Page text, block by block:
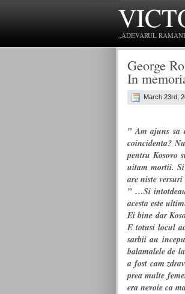
„ADEVARUL
George
In
March 23rd,
” Am ajuns sa
coincidenta?
pentru Kosovo
uitam mortii. Si
are niste
” …Si
acesta este
Ei bine dar
E totusi locul
sarbii au
balamalele de
a fost cam
prea multe
era nevoie ca